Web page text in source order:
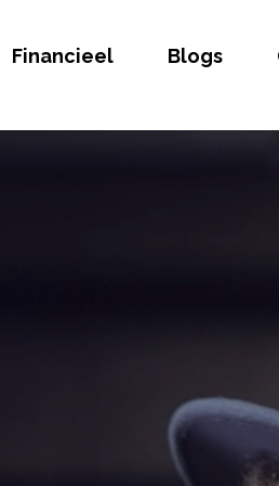
Financieel Blogs